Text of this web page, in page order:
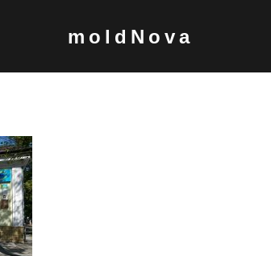
moldNova